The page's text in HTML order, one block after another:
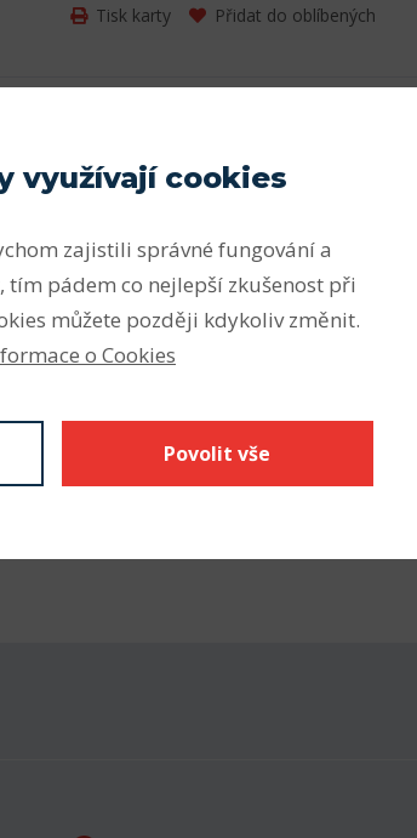
Tisk karty Přidat do oblíbených
Vnější průměr (mm)
Šířka (mm)
Počet řad
Vnější průměr (mm)
využívají cookies
zajistili správné fungování a
tím pádem co nejlepší zkušenost při
můžete později kdykoliv změnit.
o Cookies
Povolit vše